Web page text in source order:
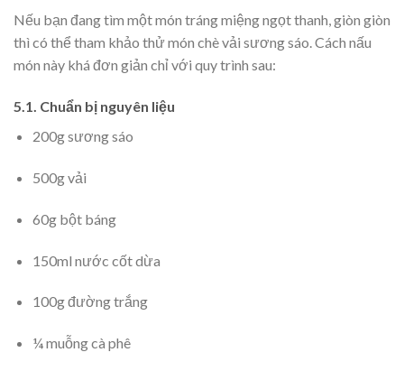
Nếu bạn đang tìm một món tráng miệng ngọt thanh, giòn giòn
thì có thể tham khảo thử món chè vải sương sáo. Cách nấu
món này khá đơn giản chỉ với quy trình sau:
5.1. Chuẩn bị nguyên liệu
200g sương sáo
500g vải
60g bột báng
150ml nước cốt dừa
100g đường trắng
¼ muỗng cà phê